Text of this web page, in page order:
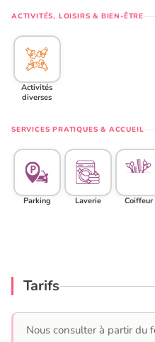
ACTIVITÉS, LOISIRS & BIEN-ÊTRE
Activités
diverses
SERVICES PRATIQUES & ACCUEIL
Parking Laverie Coiffeur
Tarifs
Nous consulter à partir du